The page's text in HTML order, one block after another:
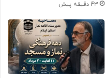
43 دقیقه پیش